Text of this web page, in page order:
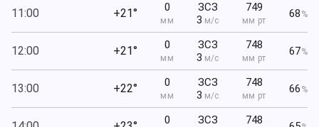
11:00 +21° 0
мм
ЗСЗ
3 м/с
749
мм рт
68 %
12:00 +21° 0
мм
ЗСЗ
3 м/с
748
мм рт
67%
13:00 +22° 0
мм
ЗСЗ
3 м/с
748
мм рт
66 %
0
ЗСЗ
748